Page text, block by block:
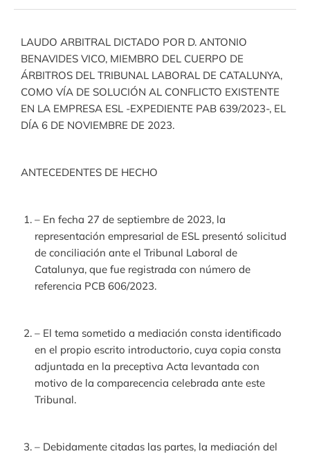
LAUDO ARBITRAL DICTADO POR D. ANTONIO
BENAVIDES VICO, MIEMBRO DEL CUERPO DE
ÁRBITROS DEL TRIBUNAL LABORAL DE CATALUNYA,
COMO VÍA DE SOLUCIÓN AL CONFLICTO EXISTENTE
EN LA EMPRESA ESL -EXPEDIENTE PAB 639/2023-, EL
DÍA 6 DE NOVIEMBRE DE 2023.
ANTECEDENTES DE HECHO
– En fecha 27 de septiembre de 2023, la
representación empresarial de ESL presentó solicitud
de conciliación ante el Tribunal Laboral de
Catalunya, que fue registrada con número de
referencia PCB 606/2023.
– El tema sometido a mediación consta identificado
en el propio escrito introductorio, cuya copia consta
adjuntada en la preceptiva Acta levantada con
motivo de la comparecencia celebrada ante este
Tribunal.
– Debidamente citadas las partes, la mediación del